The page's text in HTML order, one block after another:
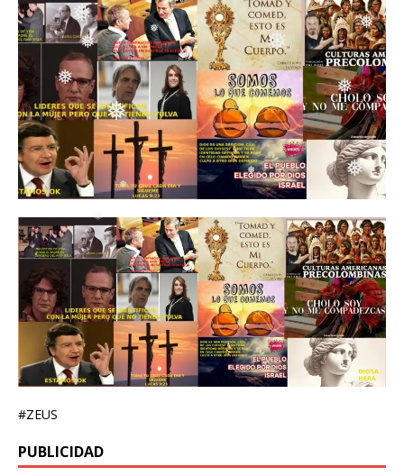
❅
❅
❅
❅
❅
❅
❅
❅ ❅
❅
❅
❅
❅
❅
#ZEUS
PUBLICIDAD